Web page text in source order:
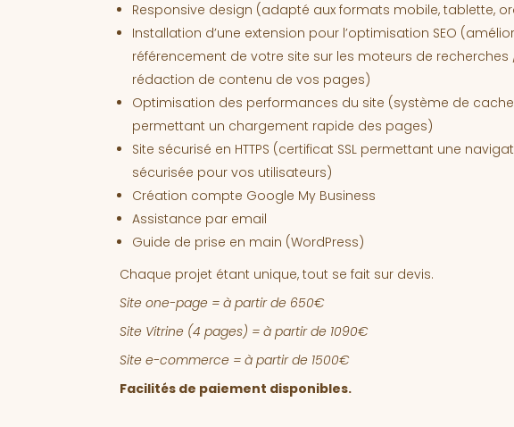
Responsive design (adapté aux formats mobile, tablette,
Installation d’une extension pour l’optimisation SEO
référencement de votre site sur les moteurs de recherches
rédaction de contenu de vos pages)
Optimisation des performances du site (système de cache
permettant un chargement rapide des pages)
Site sécurisé en HTTPS (certificat SSL permettant une
sécurisée pour vos utilisateurs)
Création compte Google My Business
Assistance par email
Guide de prise en main (WordPress)
Chaque projet étant unique, tout se fait sur devis.
Site one-page = à partir de 650€
Site Vitrine (4 pages) = à partir de 1090€
Site e-commerce = à partir de 1500€
Facilités de paiement disponibles.